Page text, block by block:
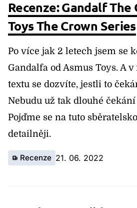
Recenze: Gandalf The
Toys The Crown Series
Po více jak 2 letech jsem se
Gandalfa od Asmus Toys. A
textu se dozvíte, jestli to
Nebudu už tak dlouhé
Pojďme se na tuto
detailněji.
Recenze 21. 06. 2022